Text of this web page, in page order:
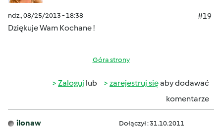
ndz., 08/25/2013 - 18:38
#19
Dziękuje Wam Kochane !
Góra strony
Zaloguj lub zarejestruj sięaby dodawać
komentarze
ilonaw Dołączył : 31.10.2011